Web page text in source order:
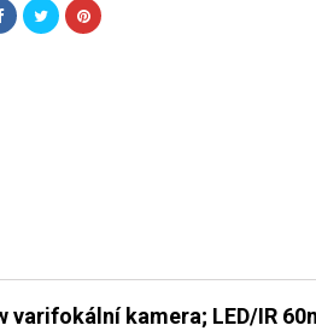
kamera; LED/IR